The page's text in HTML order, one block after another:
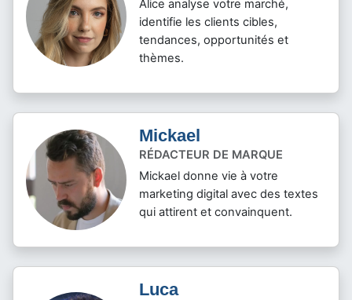
Alice analyse votre marché,
identifie les clients cibles,
tendances, opportunités et
thèmes.
Mickael
RÉDACTEUR DE MARQUE
Mickael donne vie à votre
marketing digital avec des textes
qui attirent et convainquent.
Luca